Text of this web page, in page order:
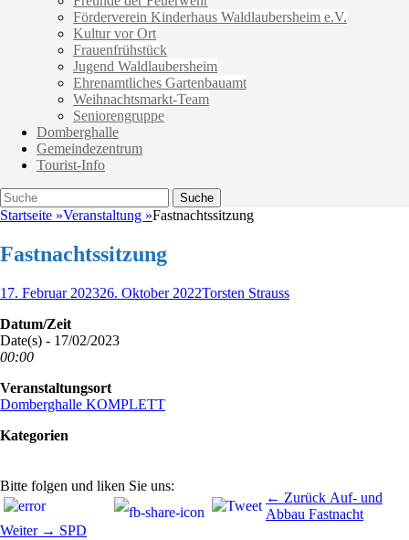
Förderverein Kinderhaus Waldlaubersheim e.V.
Kultur vor Ort
Frauenfrühstück
Jugend Waldlaubersheim
Ehrenamtliches Gartenbauamt
Weihnachtsmarkt-Team
Seniorengruppe
Domberghalle
Gemeindezentrum
Tourist-Info
Suche
Suche
nach:
Startseite »Veranstaltung »Fastnachtssitzung
Fastnachtssitzung
Veröffentlicht
17. Februar 202326. Oktober 2022Autor
Torsten Strauss
Datum/Zeit
Date(s) - 17/02/2023
00:00
Veranstaltungsort
Domberghalle KOMPLETT
Kategorien
Bitte folgen und liken Sie uns:
Beitragsnavigation ← Zurück
Beitrag:
Auf- und
Abbau Fastnacht
Weiter → Nächster
SPD